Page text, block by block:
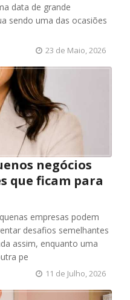
data de grande
sendo uma das ocasiões
23 de Maio, 2026
negócios
que ficam para
empresas podem
desafios semelhantes
assim, enquanto uma
pe
11 de Julho, 2026